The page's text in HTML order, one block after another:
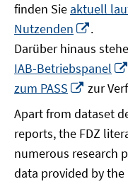
finden Sie aktuell
Nutzenden
neuem
Fenster
öffnen
.
Darüber hinaus
IAB-Betriebspanel
zum PASS
In
Fenster
öffnen
zur
Apart from dataset
reports, the FDZ
numerous research
data provided by the